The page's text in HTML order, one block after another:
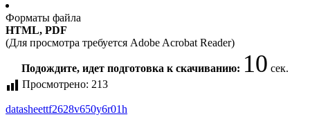
Форматы файла
HTML, PDF
(Для просмотра требуется Adobe Acrobat Reader)
Подождите, идет подготовка к скачиванию: 10 сек.
Просмотрено: 213
datasheettf2628v650y6r01h